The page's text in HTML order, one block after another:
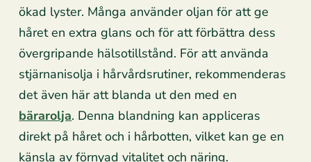
ökad lyster. Många använder oljan för att ge
håret en extra glans och för att förbättra dess
övergripande hälsotillstånd. För att använda
stjärnanisolja i hårvårdsrutiner, rekommenderas
det även här att blanda ut den med en
bärarolja. Denna blandning kan appliceras
direkt på håret och i hårbotten, vilket kan ge en
känsla av förnyad vitalitet och näring.